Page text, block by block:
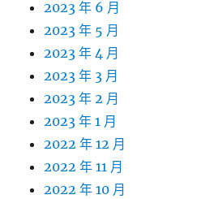
2023 年 6 月
2023 年 5 月
2023 年 4 月
2023 年 3 月
2023 年 2 月
2023 年 1 月
2022 年 12 月
2022 年 11 月
2022 年 10 月